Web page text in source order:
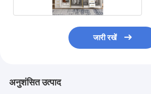
जारी रखें
अनुशंसित उत्पाद